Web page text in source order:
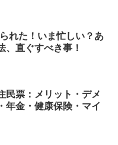
れた！いま忙しい？あ
、直ぐすべき事！
民票：メリット・デメ
年金・健康保険・マイ